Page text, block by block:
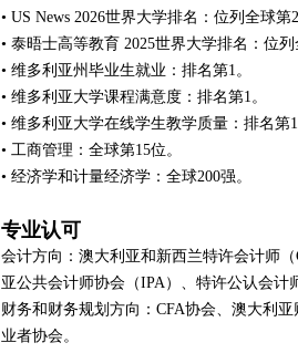
• US News 2026世界大学排名：位列全球第
• 泰晤士高等教育 2025世界大学排名：位列
• 维多利亚州毕业生就业：排名第1。
• 维多利亚大学课程满意度：排名第1。
• 维多利亚大学在线学生教学质量：排名第1
• 工商管理：全球第15位。
• 经济学和计量经济学：全球200强。
专业认可
会计方向：澳大利亚和新西兰特许会计师
亚公共会计师协会（IPA）、特许公认会计
财务和财务规划方向：CFA协会、澳大利
业者协会。